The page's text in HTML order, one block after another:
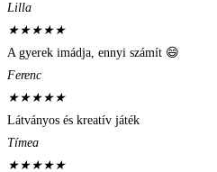
Lilla
★★★★★
A gyerek imádja, ennyi számít 😄
Ferenc
★★★★★
Látványos és kreatív játék
Tímea
★★★★★